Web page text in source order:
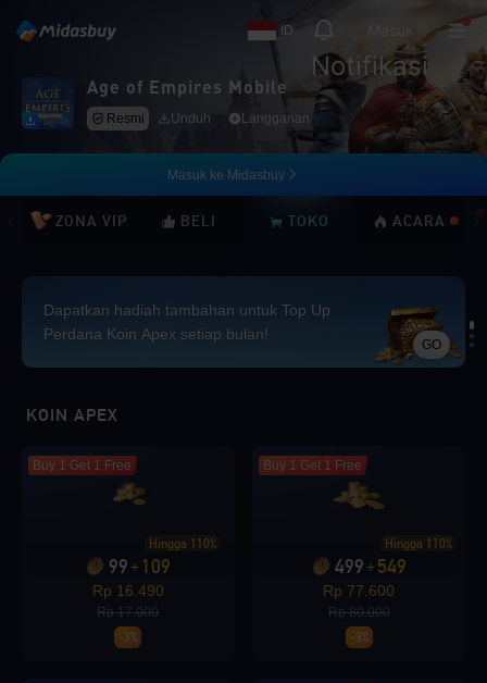
ID
Notifikasi
Masuk
Age of Empires Mobile
Resmi Unduh Langganan
Masuk ke Midasbuy
ZONA VIP BELI TOKO ACARA
Dapatkan hadiah tambahan untuk Top Up
Perdana Koin Apex setiap bulan!
GO
KOIN APEX
Buy 1 Get 1 Free
99 + 109
Hingga 110%
Rp 16.490
Rp 17.000
-3%
Buy 1 Get 1 Free
499 +549
Hingga 110%
Rp 77.600
Rp 80.000
-3%